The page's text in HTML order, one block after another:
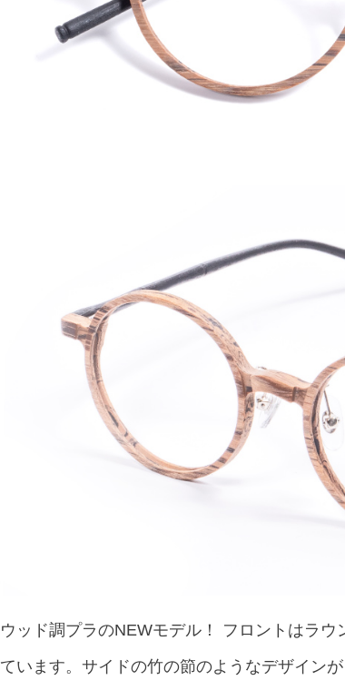
ウッド調プラのNEWモデル！ フロントはラ
ています。サイドの竹の節のようなデザイン